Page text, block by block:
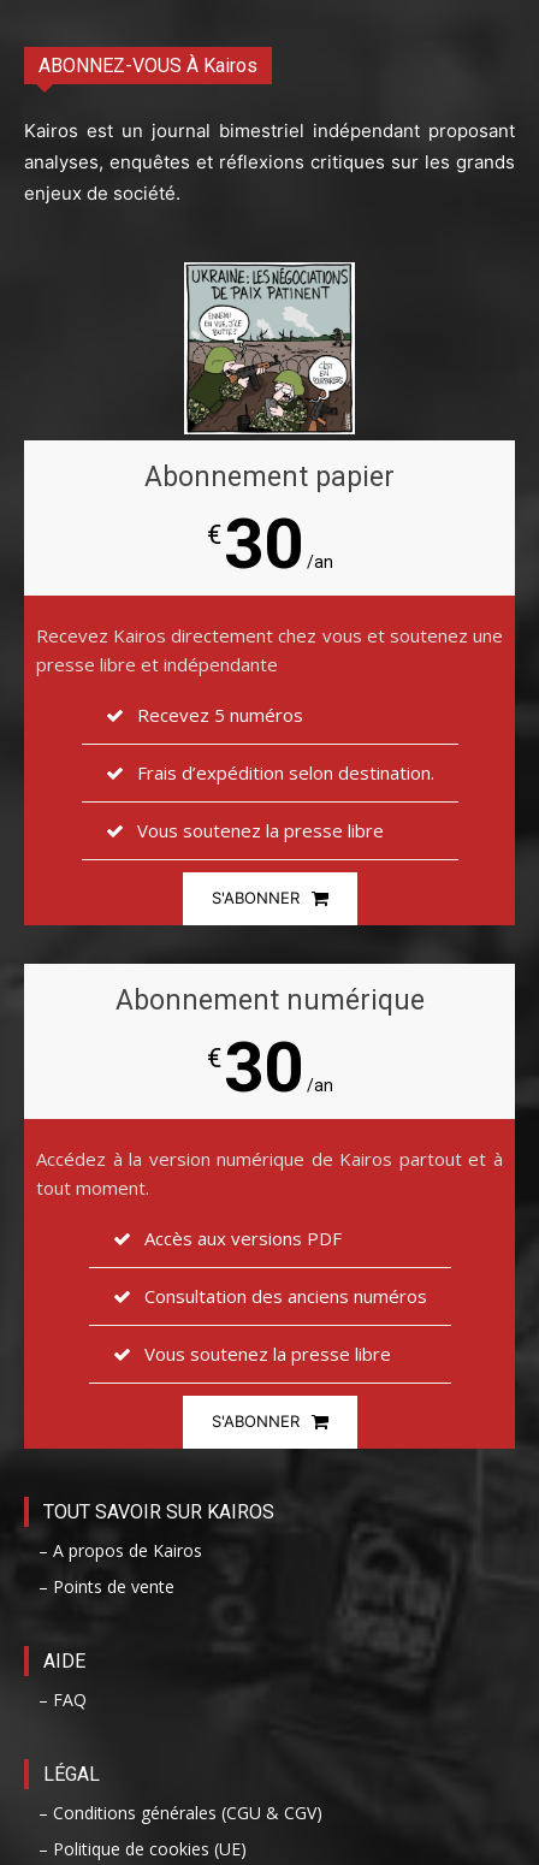
ABONNEZ-VOUS À Kairos
Kairos est un journal bimestriel indépendant proposant
analyses, enquêtes et réflexions critiques sur les grands
enjeux de société.
Abonnement papier
€30 /an
Recevez Kairos directement chez vous et soutenez une
presse libre et indépendante
Recevez 5 numéros
Frais d’expédition selon destination.
Vous soutenez la presse libre
S'ABONNER
Abonnement numérique
€30 /an
Accédez à la version numérique de Kairos partout et à
tout moment.
Accès aux versions PDF
Consultation des anciens numéros
Vous soutenez la presse libre
S'ABONNER
TOUT SAVOIR SUR KAIROS
– A propos de Kairos
– Points de vente
AIDE
– FAQ
LÉGAL
– Conditions générales (CGU & CGV)
– Politique de cookies (UE)